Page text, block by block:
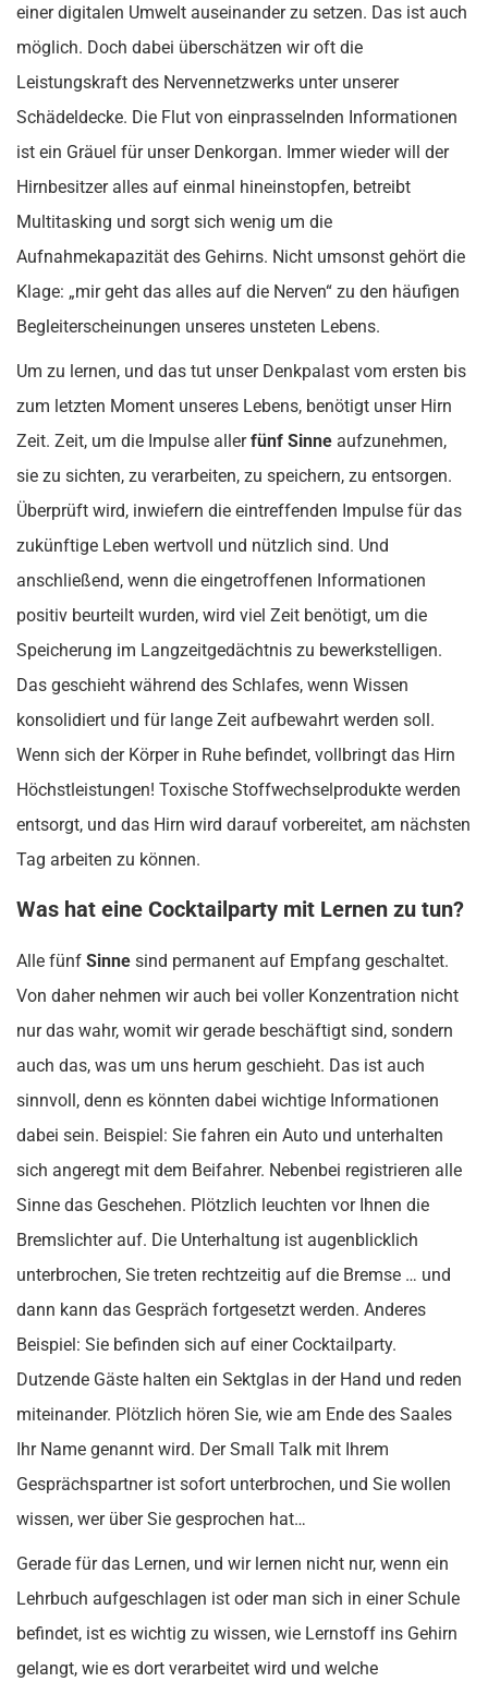
einer digitalen Umwelt auseinander zu setzen. Das ist auch
möglich. Doch dabei überschätzen wir oft die
Leistungskraft des Nervennetzwerks unter unserer
Schädeldecke. Die Flut von einprasselnden Informationen
ist ein Gräuel für unser Denkorgan. Immer wieder will der
Hirnbesitzer alles auf einmal hineinstopfen, betreibt
Multitasking und sorgt sich wenig um die
Aufnahmekapazität des Gehirns. Nicht umsonst gehört die
Klage: „mir geht das alles auf die Nerven“ zu den häufigen
Begleiterscheinungen unseres unsteten Lebens.
Um zu lernen, und das tut unser Denkpalast vom ersten bis
zum letzten Moment unseres Lebens, benötigt unser Hirn
Zeit. Zeit, um die Impulse allerfünf Sinne aufzunehmen,
sie zu sichten, zu verarbeiten, zu speichern, zu entsorgen.
Überprüft wird, inwiefern die eintreffenden Impulse für das
zukünftige Leben wertvoll und nützlich sind. Und
anschließend, wenn die eingetroffenen Informationen
positiv beurteilt wurden, wird viel Zeit benötigt, um die
Speicherung im Langzeitgedächtnis zu bewerkstelligen.
Das geschieht während des Schlafes, wenn Wissen
konsolidiert und für lange Zeit aufbewahrt werden soll.
Wenn sich der Körper in Ruhe befindet, vollbringt das Hirn
Höchstleistungen! Toxische Stoffwechselprodukte werden
entsorgt, und das Hirn wird darauf vorbereitet, am nächsten
Tag arbeiten zu können.
Was hat eine Cocktailparty mit Lernen zu tun?
Alle fünf Sinne sind permanent auf Empfang geschaltet.
Von daher nehmen wir auch bei voller Konzentration nicht
nur das wahr, womit wir gerade beschäftigt sind, sondern
auch das, was um uns herum geschieht. Das ist auch
sinnvoll, denn es könnten dabei wichtige Informationen
dabei sein. Beispiel: Sie fahren ein Auto und unterhalten
sich angeregt mit dem Beifahrer. Nebenbei registrieren alle
Sinne das Geschehen. Plötzlich leuchten vor Ihnen die
Bremslichter auf. Die Unterhaltung ist augenblicklich
unterbrochen, Sie treten rechtzeitig auf die Bremse … und
dann kann das Gespräch fortgesetzt werden. Anderes
Beispiel: Sie befinden sich auf einer Cocktailparty.
Dutzende Gäste halten ein Sektglas in der Hand und reden
miteinander. Plötzlich hören Sie, wie am Ende des Saales
Ihr Name genannt wird. Der Small Talk mit Ihrem
Gesprächspartner ist sofort unterbrochen, und Sie wollen
wissen, wer über Sie gesprochen hat…
Gerade für das Lernen, und wir lernen nicht nur, wenn ein
Lehrbuch aufgeschlagen ist oder man sich in einer Schule
befindet, ist es wichtig zu wissen, wie Lernstoff ins Gehirn
gelangt, wie es dort verarbeitet wird und welche